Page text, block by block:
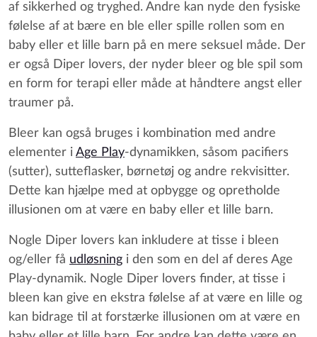
af sikkerhed og tryghed. Andre kan nyde den fysiske
følelse af at bære en ble eller spille rollen som en
baby eller et lille barn på en mere seksuel måde. Der
er også Diper lovers, der nyder bleer og ble spil som
en form for terapi eller måde at håndtere angst eller
traumer på.
Bleer kan også bruges i kombination med andre
elementer i Age Play-dynamikken, såsom pacifiers
(sutter), sutteflasker, børnetøj og andre rekvisitter.
Dette kan hjælpe med at opbygge og opretholde
illusionen om at være en baby eller et lille barn.
Nogle Diper lovers kan inkludere at tisse i bleen
og/eller få udløsning i den som en del af deres Age
Play-dynamik. Nogle Diper lovers finder, at tisse i
bleen kan give en ekstra følelse af at være en lille og
kan bidrage til at forstærke illusionen om at være en